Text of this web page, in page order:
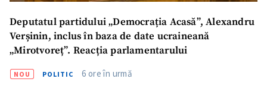
Deputatul partidului „Democrația Acasă”, Alexandru
Verșinin, inclus în baza de date ucraineană
„Mirotvoreț”. Reacția parlamentarului
NOU POLITIC 6 ore în urmă